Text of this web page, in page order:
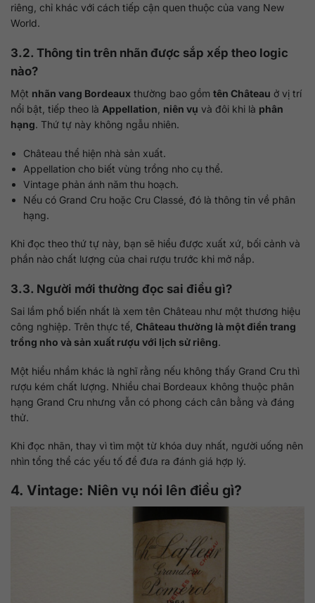
riêng, chỉ khác với cách tiếp cận quen thuộc của vang New
World.
3.2. Thông tin trên nhãn được sắp xếp theo logic
nào?
Một nhãn vang Bordeaux thường bao gồm tên Château ở vị trí
nổi bật, tiếp theo là Appellation, niên vụ và đôi khi là phân
hạng. Thứ tự này không ngẫu nhiên.
Château thể hiện nhà sản xuất.
Appellation cho biết vùng trồng nho cụ thể.
Vintage phản ánh năm thu hoạch.
Nếu có Grand Cru hoặc Cru Classé, đó là thông tin về phân
hạng.
Khi đọc theo thứ tự này, bạn sẽ hiểu được xuất xứ, bối cảnh và
phần nào chất lượng của chai rượu trước khi mở nắp.
3.3. Người mới thường đọc sai điều gì?
Sai lầm phổ biến nhất là xem tên Château như một thương hiệu
công nghiệp. Trên thực tế, Château thường là một điền trang
trồng nho và sản xuất rượu với lịch sử riêng.
Một hiểu nhầm khác là nghĩ rằng nếu không thấy Grand Cru thì
rượu kém chất lượng. Nhiều chai Bordeaux không thuộc phân
hạng Grand Cru nhưng vẫn có phong cách cân bằng và đáng
thử.
Khi đọc nhãn, thay vì tìm một từ khóa duy nhất, người uống nên
nhìn tổng thể các yếu tố để đưa ra đánh giá hợp lý.
4. Vintage: Niên vụ nói lên điều gì?